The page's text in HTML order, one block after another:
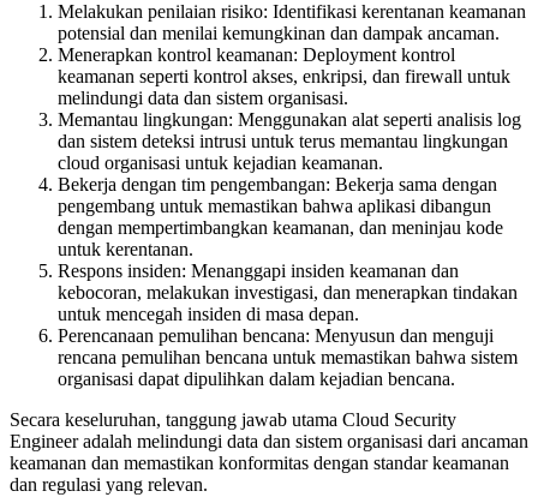
Melakukan penilaian risiko: Identifikasi kerentanan keamanan
potensial dan menilai kemungkinan dan dampak ancaman.
Menerapkan kontrol keamanan: Deployment kontrol
keamanan seperti kontrol akses, enkripsi, dan firewall untuk
melindungi data dan sistem organisasi.
Memantau lingkungan: Menggunakan alat seperti analisis log
dan sistem deteksi intrusi untuk terus memantau lingkungan
cloud organisasi untuk kejadian keamanan.
Bekerja dengan tim pengembangan: Bekerja sama dengan
pengembang untuk memastikan bahwa aplikasi dibangun
dengan mempertimbangkan keamanan, dan meninjau kode
untuk kerentanan.
Respons insiden: Menanggapi insiden keamanan dan
kebocoran, melakukan investigasi, dan menerapkan tindakan
untuk mencegah insiden di masa depan.
Perencanaan pemulihan bencana: Menyusun dan menguji
rencana pemulihan bencana untuk memastikan bahwa sistem
organisasi dapat dipulihkan dalam kejadian bencana.
Secara keseluruhan, tanggung jawab utama Cloud Security
Engineer adalah melindungi data dan sistem organisasi dari ancaman
keamanan dan memastikan konformitas dengan standar keamanan
dan regulasi yang relevan.